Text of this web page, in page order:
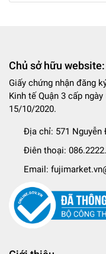
Chủ sở hữu website:
Giấy chứng nhận đăng
Kinh tế Quận 3 cấp
15/10/2020.
Địa chỉ: 571 Nguyễn
Điên thoại:
Email: